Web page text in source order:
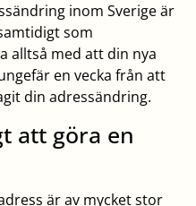
inom Sverige är
som
alltså med att din nya
en vecka från att
din adressändring.
att göra en
är av mycket stor